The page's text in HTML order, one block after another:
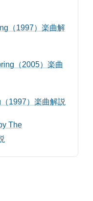
（1997）楽曲解
（2005）楽曲
1997）楽曲解説
The